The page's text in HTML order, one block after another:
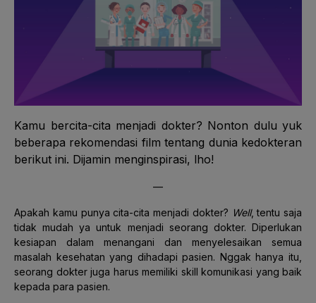
Kamu bercita-cita menjadi dokter? Nonton dulu yuk
beberapa rekomendasi film tentang dunia kedokteran
berikut ini. Dijamin menginspirasi, lho!
—
Apakah kamu punya cita-cita menjadi dokter? Well, tentu saja
tidak mudah ya untuk menjadi seorang dokter. Diperlukan
kesiapan dalam menangani dan menyelesaikan semua
masalah kesehatan yang dihadapi pasien. Nggak hanya itu,
seorang dokter juga harus memiliki skill komunikasi yang baik
kepada para pasien.